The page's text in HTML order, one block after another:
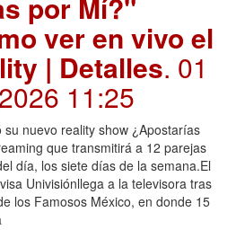
ver en vivo el
| Detalles. 01
11:25
nuevo reality show ¿Apostarías
que transmitirá a 12 parejas
día, los siete días de la semana.El
Univisiónllega a la televisora tras
los Famosos México, en donde 15